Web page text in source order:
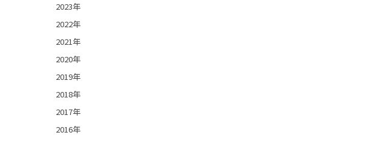
2023年
2022年
2021年
2020年
2019年
2018年
2017年
2016年